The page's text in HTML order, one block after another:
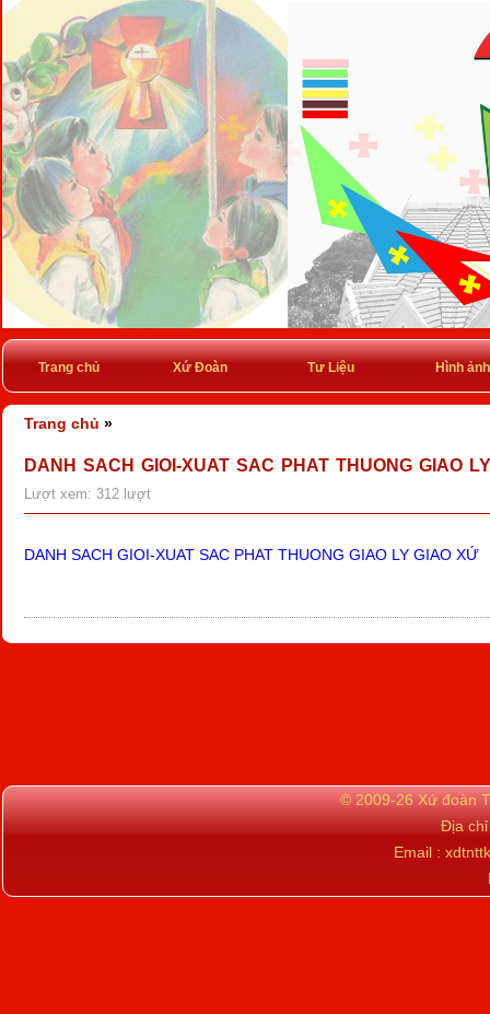
Trang chủ Xứ Đoàn Tư Liệu Hình ảnh
Trang chủ »
DANH SACH GIOI-XUAT SAC PHAT THUONG GIAO
Lượt xem: 312 lượt
DANH SACH GIOI-XUAT SAC PHAT THUONG GIAO LY GIAO XỨ
© 2009-26 Xứ đoàn
Địa
Email :